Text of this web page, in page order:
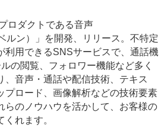
ロダクトである音声
ルン）」を開発、リリース。不特定
利用できるSNSサービスで、通話機
の閲覧、フォロワー機能など多く
、音声・通話や配信技術、テキス
プロード、画像解析などの技術要素
らのノウハウを活かして、お客様の
れます。